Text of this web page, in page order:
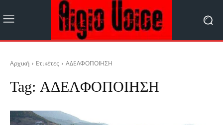
Αρχική Ετικέτες ΑΔΕΛΦΟΠΟΙΗΣΗ
Tag: ΑΔΕΛΦΟΠΟΙΗΣΗ